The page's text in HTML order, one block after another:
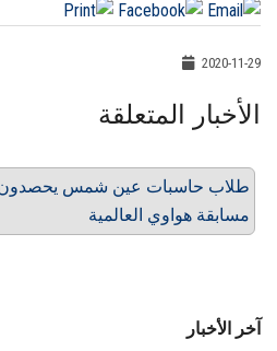
2020-11-29
الأخبار المتعلقة
طلاب حاسبات عين شمس يحصدون
مسابقة هواوي العالمية
آخر الأخبار